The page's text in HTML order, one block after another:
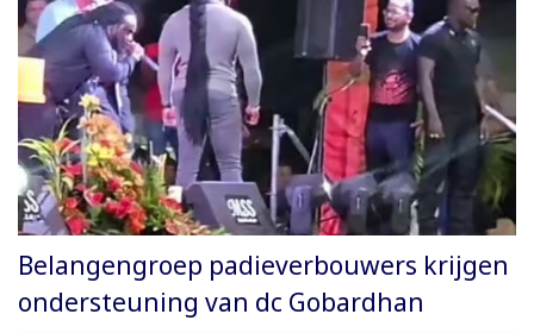
Belangengroep padieverbouwers krijgen
ondersteuning van dc Gobardhan